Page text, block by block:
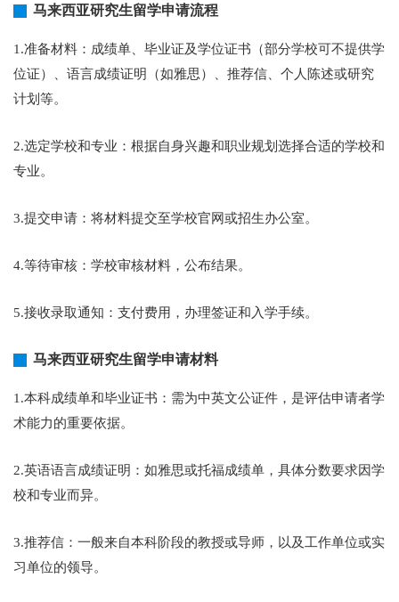
马来西亚研究生留学申请流程
1.准备材料：成绩单、毕业证及学位证书（部分学校可不提供学
位证）、语言成绩证明（如雅思）、推荐信、个人陈述或研究
计划等。
2.选定学校和专业：根据自身兴趣和职业规划选择合适的学校和
专业。
3.提交申请：将材料提交至学校官网或招生办公室。
4.等待审核：学校审核材料，公布结果。
5.接收录取通知：支付费用，办理签证和入学手续。
马来西亚研究生留学申请材料
1.本科成绩单和毕业证书：需为中英文公证件，是评估申请者学
术能力的重要依据。
2.英语语言成绩证明：如雅思或托福成绩单，具体分数要求因学
校和专业而异。
3.推荐信：一般来自本科阶段的教授或导师，以及工作单位或实
习单位的领导。